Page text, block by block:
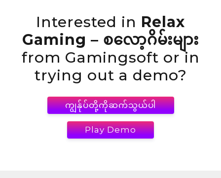
Interested in Relax
Gaming – စလော့ဂိမ်းများ
from Gamingsoft or in
trying out a demo?
ကျွန်ုပ်တို့ကိုဆက်သွယ်ပါ
Play Demo